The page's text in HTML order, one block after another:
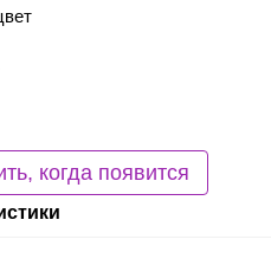
когда появится